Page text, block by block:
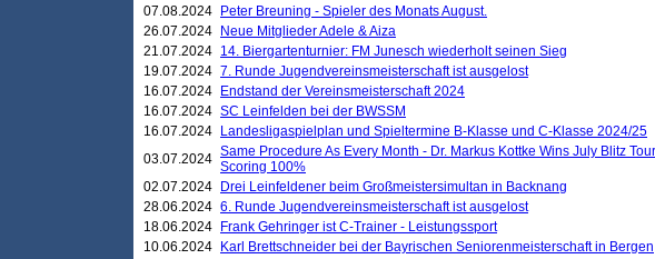
07.08.2024
Peter Breuning - Spieler des Monats August.
26.07.2024
Neue Mitglieder Adele & Aiza
21.07.2024 14. Biergartenturnier: FM Junesch wiederholt seinen Sieg
19.07.2024 7. Runde Jugendvereinsmeisterschaft ist ausgelost
16.07.2024
Endstand der Vereinsmeisterschaft 2024
16.07.2024 SC Leinfelden bei der BWSSM
16.07.2024
Landesligaspielplan und Spieltermine B-Klasse und C-Klasse 2024/25
03.07.2024 Same Procedure As Every Month - Dr. Markus Kottke Wins July Blitz
Scoring 100%
02.07.2024
Drei Leinfeldener beim Großmeistersimultan in Backnang
28.06.2024 6. Runde Jugendvereinsmeisterschaft ist ausgelost
18.06.2024
Frank Gehringer ist C-Trainer - Leistungssport
10.06.2024
Karl Brettschneider bei der Bayrischen Seniorenmeisterschaft in Bergen